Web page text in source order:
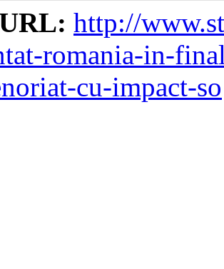
http://
romania-in-
cu-impact-so